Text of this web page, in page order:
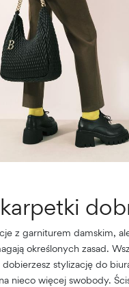
z garniturem damskim,
określonych zasad.
stylizację do
nieco więcej swobody.